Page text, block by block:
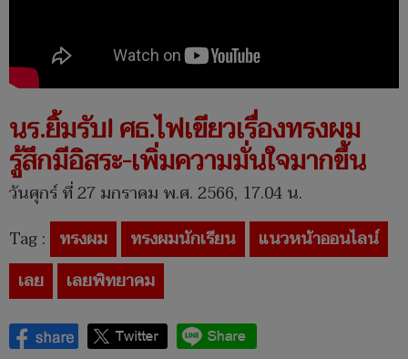
นร.ยิ้มรับ! ศธ.ไฟเขียวเรื่องทรงผม
รู้สึกมีอิสระ-เพิ่มความมั่นใจมากขึ้น
วันศุกร์ ที่ 27 มกราคม พ.ศ. 2566, 17.04 น.
Tag : ทรงผม ทรงผมนักเรียน
แนวหน้าออนไลน์
เลย
เลยพิทยาคม